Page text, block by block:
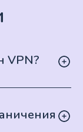
VPN?